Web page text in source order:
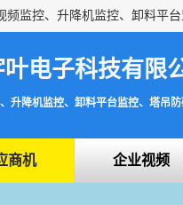
电子科技有限
升降机监控、卸料平台监控、塔吊
商机 企业视频